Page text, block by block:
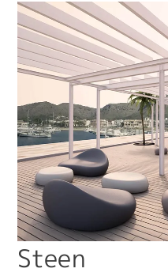
Steen
Pebble
Steen
Rock elements
Cliffy
FRP Table
River Must Flow
KUMO
Louis
Mother Architecture
Cushions
Seats & Sofas
Seats & Poufs
Sofas & Bench
Landscapes
Fun & Play
Relax & Lounging
Table